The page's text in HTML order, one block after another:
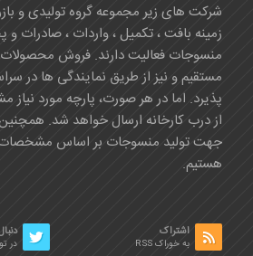
شرکت های زیر مجموعه گروه تولیدی و
زمینه بافت ، تکمیل ، واردات ، صادرات
منسوجات فعالیت دارند. فروش
مستقیم و نیز از طریق نمایندگی ها در
پذیرد. اما در هر صورت، پارچه مورد
از درب کارخانه ارسال خواهد شد.
جهت تولید منسوجات بر اساس مشخصات
هستیم.
در
اشتراک
به خوراک RSS